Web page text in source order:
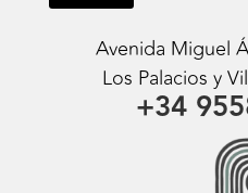
Avenida Miguel
Los Palacios y
+34